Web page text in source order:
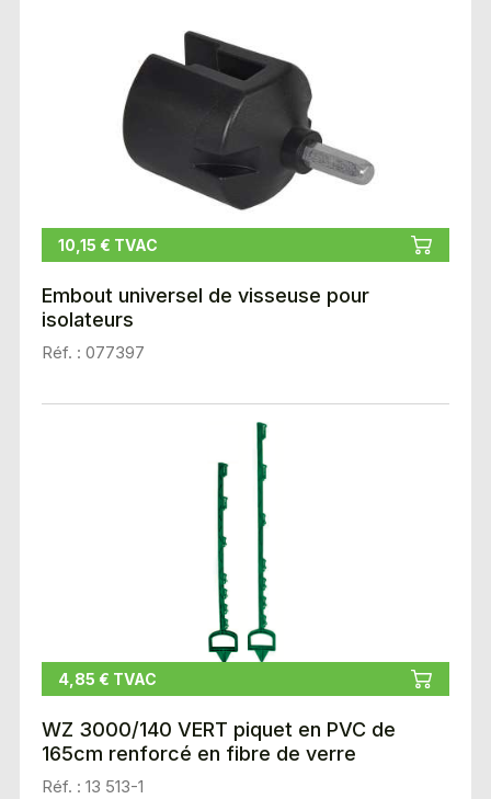
10,15 € TVAC
Embout universel de visseuse pour
isolateurs
Réf. : 077397
4,85 € TVAC
WZ 3000/140 VERT piquet en PVC de
165cm renforcé en fibre de verre
Réf. : 13 513-1